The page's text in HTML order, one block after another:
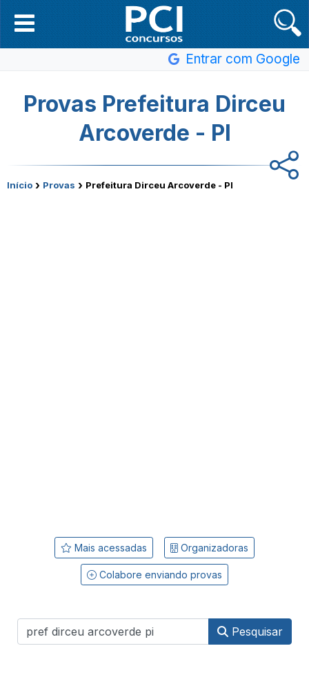
Entrar com Google
Provas Prefeitura Dirceu
Arcoverde - PI
Início › Provas › Prefeitura Dirceu Arcoverde - PI
Mais acessadas Organizadoras
Colabore enviando provas
Pesquisar